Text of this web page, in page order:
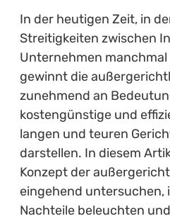
In der heutigen Zeit, in
Streitigkeiten zwischen
Unternehmen
gewinnt die
zunehmend an
kostengünstige und
langen und teuren
darstellen. In diesem
Konzept der
eingehend untersuchen,
Nachteile beleuchten